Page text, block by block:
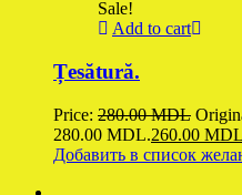
Sale!
Add to cart
Țesătură.
Price: 280.00MDL
280.00 MDL.260.00 MDL
Добавить в список